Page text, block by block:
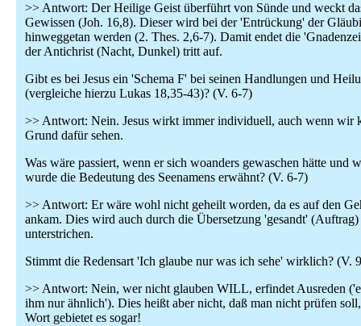
>> Antwort: Der Heilige Geist überführt von Sünde und weckt
Gewissen (Joh. 16,8). Dieser wird bei der 'Entrückung' der
hinweggetan werden (2. Thes. 2,6-7). Damit endet die
der Antichrist (Nacht, Dunkel) tritt auf.
Gibt es bei Jesus ein 'Schema F' bei seinen Handlungen und
(vergleiche hierzu Lukas 18,35-43)? (V. 6-7)
>> Antwort: Nein. Jesus wirkt immer individuell, auch wenn wir
Grund dafür sehen.
Was wäre passiert, wenn er sich woanders gewaschen hätte und
wurde die Bedeutung des Seenamens erwähnt? (V. 6-7)
>> Antwort: Er wäre wohl nicht geheilt worden, da es auf den
ankam. Dies wird auch durch die Übersetzung 'gesandt' (Auftrag)
unterstrichen.
Stimmt die Redensart 'Ich glaube nur was ich sehe' wirklich? (V.
>> Antwort: Nein, wer nicht glauben WILL, erfindet Ausreden
ihm nur ähnlich'). Dies heißt aber nicht, daß man nicht prüfen
Wort gebietet es sogar!